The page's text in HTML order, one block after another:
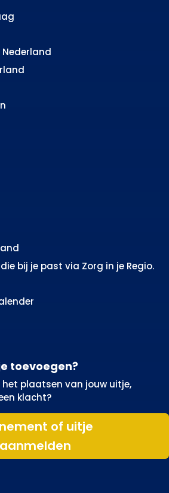
bij je past via Zorg in je Regio.
toevoegen?
plaatsen van jouw uitje,
klacht?
of uitje
aanmelden